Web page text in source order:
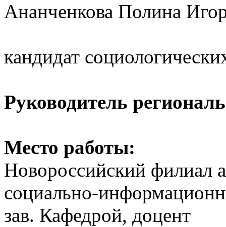
Ананченкова Полина
кандидат
Руководитель
Место работы:
Новороссийский филиал
социально-
зав. Кафедрой, доцент